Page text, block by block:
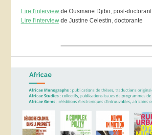
Lire l'interview de Ousmane Djibo, post-doctorant
Lire l'interviewde Justine Celestin, doctorante